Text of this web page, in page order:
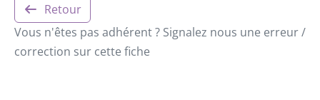
Retour
Vous n'êtes pas adhérent ? Signalez nous une erreur /
correction sur cette fiche